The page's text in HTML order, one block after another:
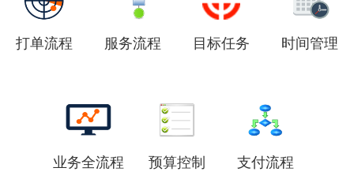
打单流程 服务流程 目标任务 时间管理
业务全流程 预算控制 支付流程